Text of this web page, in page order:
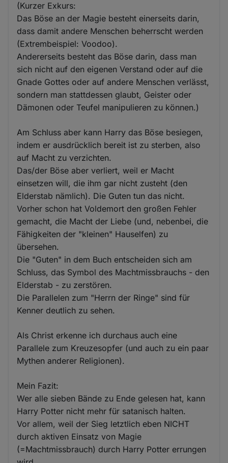
(Kurzer Exkurs:
Das Böse an der Magie besteht einerseits darin,
dass damit andere Menschen beherrscht werden
(Extrembeispiel: Voodoo).
Andererseits besteht das Böse darin, dass man
sich nicht auf den eigenen Verstand oder auf die
Gnade Gottes oder auf andere Menschen verlässt,
sondern man stattdessen glaubt, Geister oder
Dämonen oder Teufel manipulieren zu können.)
Am Schluss aber kann Harry das Böse besiegen,
indem er ausdrücklich bereit ist zu sterben, also
auf Macht zu verzichten.
Das/der Böse aber verliert, weil er Macht
einsetzen will, die ihm gar nicht zusteht (den
Elderstab nämlich). Die Guten tun das nicht.
Vorher schon hat Voldemort den großen Fehler
gemacht, die Macht der Liebe (und, nebenbei, die
Fähigkeiten der "kleinen" Hauselfen) zu
übersehen.
Die "Guten" in dem Buch entscheiden sich am
Schluss, das Symbol des Machtmissbrauchs - den
Elderstab - zu zerstören.
Die Parallelen zum "Herrn der Ringe" sind für
Kenner deutlich zu sehen.
Als Christ erkenne ich durchaus auch eine
Parallele zum Kreuzesopfer (und auch zu ein paar
Mythen anderer Religionen).
Mein Fazit:
Wer alle sieben Bände zu Ende gelesen hat, kann
Harry Potter nicht mehr für satanisch halten.
Vor allem, weil der Sieg letztlich eben NICHT
durch aktiven Einsatz von Magie
(=Machtmissbrauch) durch Harry Potter errungen